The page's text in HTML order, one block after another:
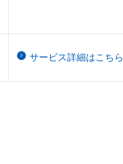
サービス詳細はこちら